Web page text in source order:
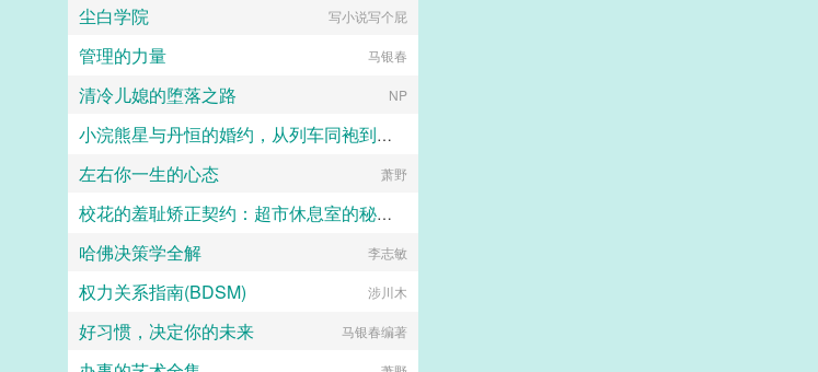
尘白学院 写小说写个屁
管理的力量 马银春
清冷儿媳的堕落之路 NP
小浣熊星与丹恒的婚约，从列车同袍到一世伴侣
麒麟
左右你一生的心态 萧野
校花的羞耻矫正契约：超市休息室的秘密管教
猫舍管理员
哈佛决策学全解 李志敏
权力关系指南(BDSM) 涉川木
好习惯，决定你的未来 马银春编著